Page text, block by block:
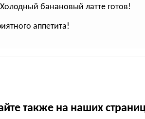
банановый латте готов!
аппетита!
также на наших